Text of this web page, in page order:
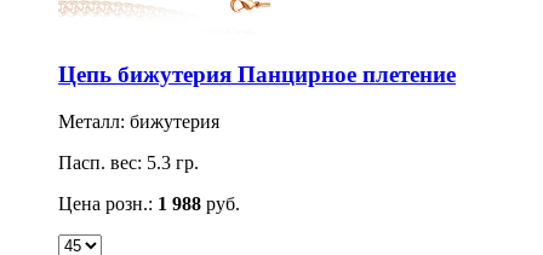
Цепь бижутерия Панцирное плетение
Металл: бижутерия
Пасп. вес: 5.3 гр.
Цена розн.: 1 988 руб.